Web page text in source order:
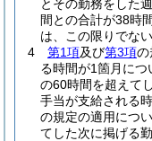
とその勤務をした
間との合計が38時
は、この限りでない
4
第1項及び第3項の
る時間が1箇月に
の60時間を超えて
手当が支給される
の規定の適用につい
てした次に掲げる